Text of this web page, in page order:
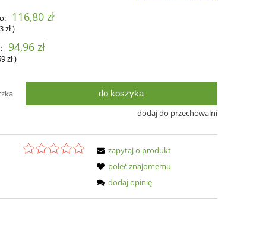
116,80 zł
zł)
94,96 zł
zł)
do koszyka
dodaj do przechowalni
zapytaj o produkt
poleć znajomemu
dodaj opinię